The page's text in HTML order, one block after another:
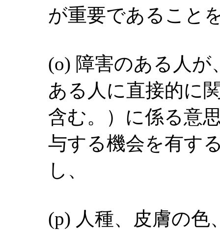
が重要であること
(o) 障害のある人が
ある人に直接的に
含む。）に係る意
与する機会を有す
し、
(p) 人種、皮膚の色